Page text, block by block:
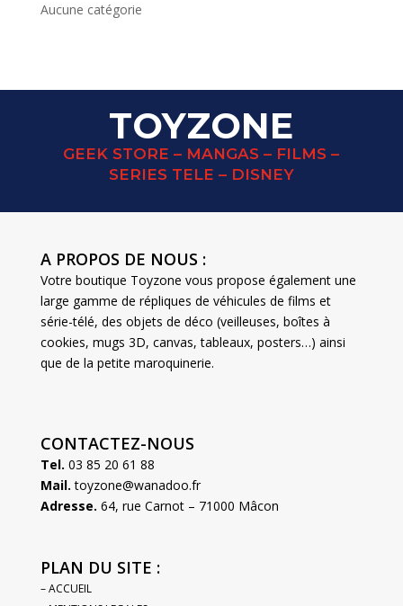
Aucune catégorie
TOYZONE
GEEK STORE – MANGAS – FILMS –
SERIES TELE – DISNEY
A PROPOS DE NOUS :
Votre boutique Toyzone vous propose également une
large gamme de répliques de véhicules de films et
série-télé, des objets de déco (veilleuses, boîtes à
cookies, mugs 3D, canvas, tableaux, posters…) ainsi
que de la petite maroquinerie.
CONTACTEZ-NOUS
Tel. 03 85 20 61 88
Mail. toyzone@wanadoo.fr
Adresse. 64, rue Carnot – 71000 Mâcon
PLAN DU SITE :
– ACCUEIL